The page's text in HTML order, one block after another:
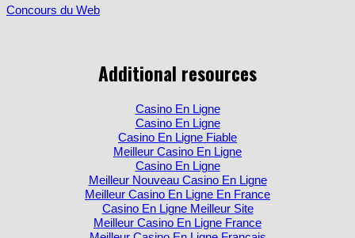
Concours du Web
Additional resources
Casino En Ligne
Casino En Ligne
Casino En Ligne Fiable
Meilleur Casino En Ligne
Casino En Ligne
Meilleur Nouveau Casino En Ligne
Meilleur Casino En Ligne En France
Casino En Ligne Meilleur Site
Meilleur Casino En Ligne France